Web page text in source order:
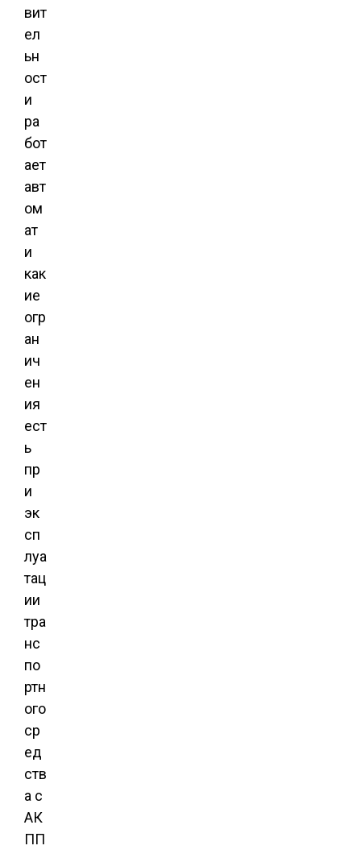
вит
ел
ьн
ост
и
ра
бот
ает
авт
ом
ат
и
как
ие
огр
ан
ич
ен
ия
ест
ь
пр
и
эк
сп
луа
тац
ии
тра
нс
по
ртн
ого
ср
ед
ств
а с
АК
ПП